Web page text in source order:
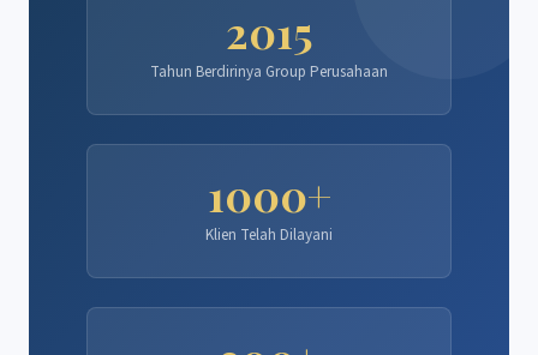
2015
Tahun Berdirinya Group Perusahaan
1000+
Klien Telah Dilayani